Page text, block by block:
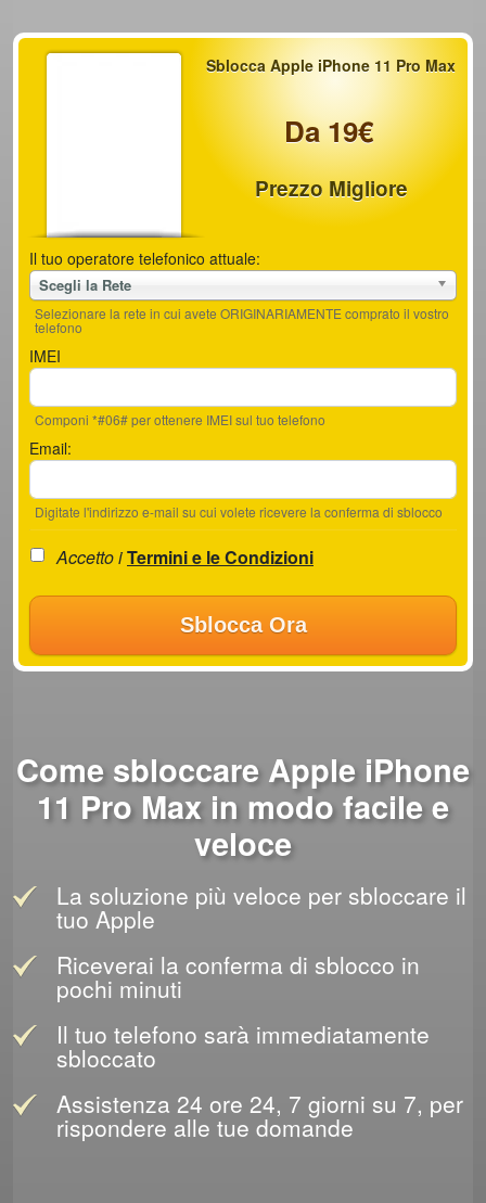
Sblocca Apple iPhone 11 Pro Max
Da 19€
Prezzo Migliore
Il tuo operatore telefonico attuale:
Scegli la Rete
Selezionare la rete in cui avete ORIGINARIAMENTE comprato il vostro
telefono
IMEI
Componi *#06# per ottenere IMEI sul tuo telefono
Email:
Digitate l'indirizzo e-mail su cui volete ricevere la conferma di sblocco
Accetto iTermini e le Condizioni
Sblocca Ora
Come sbloccare Apple iPhone
11 Pro Max in modo facile e
veloce
La soluzione più veloce per sbloccare il
tuo Apple
Riceverai la conferma di sblocco in
pochi minuti
Il tuo telefono sarà immediatamente
sbloccato
Assistenza 24 ore 24, 7 giorni su 7, per
rispondere alle tue domande